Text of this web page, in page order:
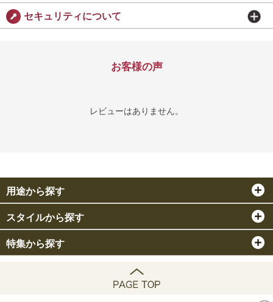
セキュリティについて
お客様の声
レビューはありません。
用途から探す
スタイルから探す
特集から探す